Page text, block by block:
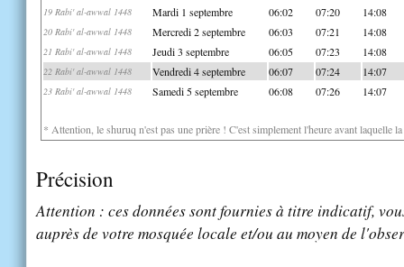
19 Rabi' al-awwal 1448 Mardi 1 septembre 06:02 07:20 14:08
20 Rabi' al-awwal 1448 Mercredi 2 septembre 06:03 07:21 14:08
21 Rabi' al-awwal 1448 Jeudi 3 septembre 06:05 07:23 14:08
22 Rabi' al-awwal 1448 Vendredi 4 septembre 06:07 07:24 14:07
23 Rabi' al-awwal 1448 Samedi 5 septembre 06:08 07:26 14:07
* Attention, le shuruq n'est pas une prière ! C'est simplement l'heure avant laquelle
Précision
Attention : ces données sont fournies à titre indicatif,
auprès de votre mosquée locale et/ou au moyen de